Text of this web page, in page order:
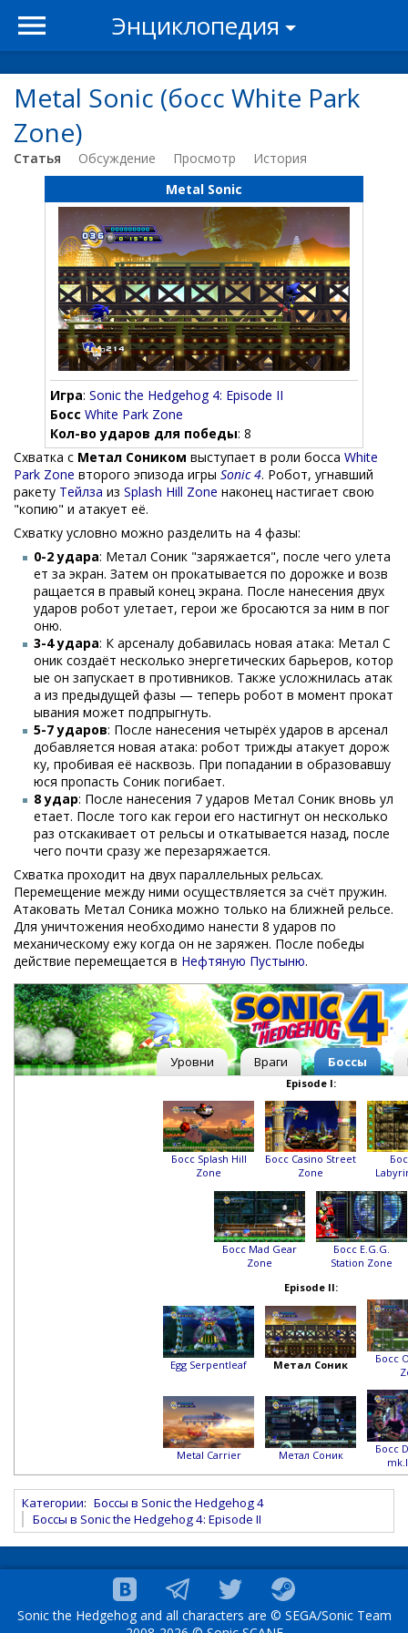
Энциклопедия
Metal Sonic (босс White Park
Zone)
Статья Обсуждение Просмотр
История
Metal Sonic
Игра: Sonic the Hedgehog 4: Episode II
Босс White Park Zone
Кол-во ударов для победы: 8
Схватка с Метал Соником выступает в роли босса White
Park Zone второго эпизода игры Sonic 4. Робот, угнавший
ракету Тейлза из Splash Hill Zone наконец настигает свою
"копию" и атакует её.
Схватку условно можно разделить на 4 фазы:
0-2 удара: Метал Соник "заряжается", после чего улета
ет за экран. Затем он прокатывается по дорожке и возв
ращается в правый конец экрана. После нанесения двух
ударов робот улетает, герои же бросаются за ним в пог
оню.
3-4 удара: К арсеналу добавилась новая атака: Метал С
оник создаёт несколько энергетических барьеров, котор
ые он запускает в противников. Также усложнилась атак
а из предыдущей фазы — теперь робот в момент прокат
ывания может подпрыгнуть.
5-7 ударов: После нанесения четырёх ударов в арсенал
добавляется новая атака: робот трижды атакует дорож
ку, пробивая её насквозь. При попадании в образовавшу
юся пропасть Соник погибает.
8 удар: После нанесения 7 ударов Метал Соник вновь ул
етает. После того как герои его настигнут он несколько
раз отскакивает от рельсы и откатывается назад, после
чего почти сразу же перезаряжается.
Схватка проходит на двух параллельных рельсах.
Перемещение между ними осуществляется за счёт пружин.
Атаковать Метал Соника можно только на ближней рельсе.
Для уничтожения необходимо нанести 8 ударов по
механическому ежу когда он не заряжен. После победы
действие перемещается в Нефтяную Пустыню.
Уровни Враги Боссы
Episode I:
Босс Splash Hill
Zone
Босс Casino Street
Zone
Босс Mad Gear
Zone
Босс E.G.G.
Station Zone
Episode II:
Egg Serpentleaf Метал Соник
Босс
Metal Carrier Метал Соник
Босс
Категории: Боссы в Sonic the Hedgehog 4
Боссы в Sonic the Hedgehog 4: Episode II
Sonic the Hedgehog and all characters are © SEGA/Sonic Team